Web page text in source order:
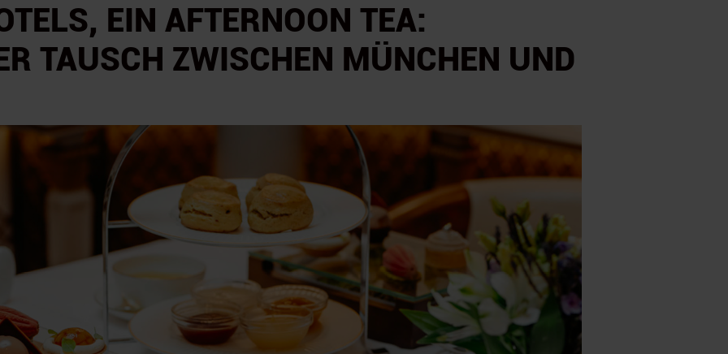
EIN AFTERNOON TEA:
TAUSCH ZWISCHEN MÜNCHEN UND